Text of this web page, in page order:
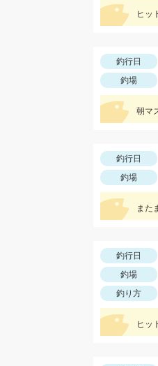
ヒッ
釣行日
釣場
朝マ
釣行日
釣場
また
釣行日
釣場
釣り方
ヒッ